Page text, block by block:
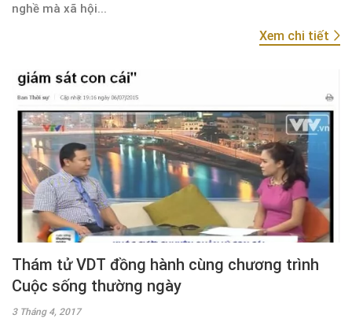
nghề mà xã hội...
Xem chi tiết
Thám tử VDT đồng hành cùng chương trình
Cuộc sống thường ngày
3 Tháng 4, 2017